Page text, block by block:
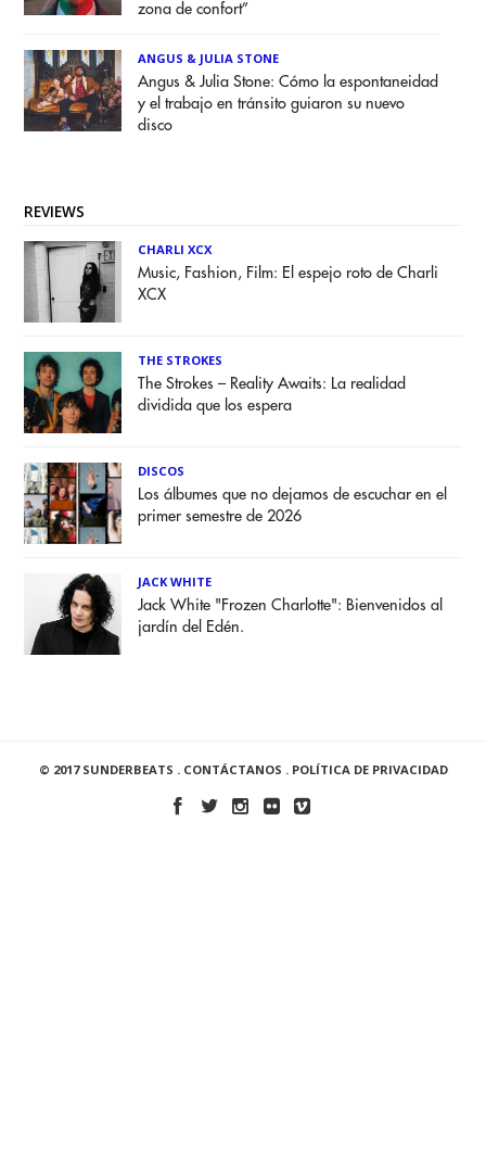
zona de confort”
ANGUS & JULIA STONE
Angus & Julia Stone: Cómo la espontaneidad
y el trabajo en tránsito guiaron su nuevo
disco
REVIEWS
CHARLI XCX
Music, Fashion, Film: El espejo roto de Charli
XCX
THE STROKES
The Strokes – Reality Awaits: La realidad
dividida que los espera
DISCOS
Los álbumes que no dejamos de escuchar en el
primer semestre de 2026
JACK WHITE
Jack White "Frozen Charlotte": Bienvenidos al
jardín del Edén.
© 2017 SUNDERBEATS . CONTÁCTANOS . POLÍTICA DE PRIVACIDAD